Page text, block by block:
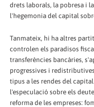
drets laborals, la pobresa i
l'hegemonia del capital
Tanmateix, hi ha altres
controlen els paradisos
transferències bancàries,
progressives i
tipus a les rendes del
l'especulació sobre els
reforma de les empreses: